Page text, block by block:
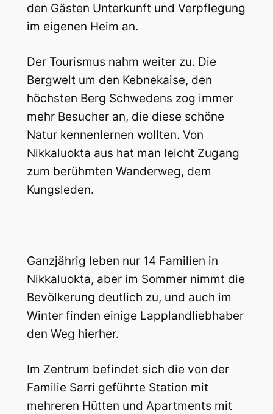
den Gästen Unterkunft und Verpflegung
im eigenen Heim an.
Der Tourismus nahm weiter zu. Die
Bergwelt um den Kebnekaise, den
höchsten Berg Schwedens zog immer
mehr Besucher an, die diese schöne
Natur kennenlernen wollten. Von
Nikkaluokta aus hat man leicht Zugang
zum berühmten Wanderweg, dem
Kungsleden.
Ganzjährig leben nur 14 Familien in
Nikkaluokta, aber im Sommer nimmt die
Bevölkerung deutlich zu, und auch im
Winter finden einige Lapplandliebhaber
den Weg hierher.
Im Zentrum befindet sich die von der
Familie Sarri geführte Station mit
mehreren Hütten und Apartments mit